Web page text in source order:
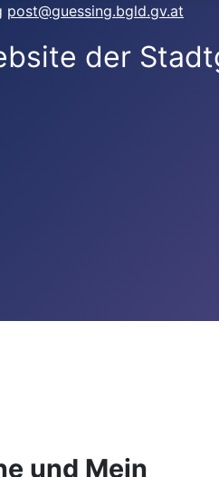
post@guessing.bgld.gv.at
und Mein